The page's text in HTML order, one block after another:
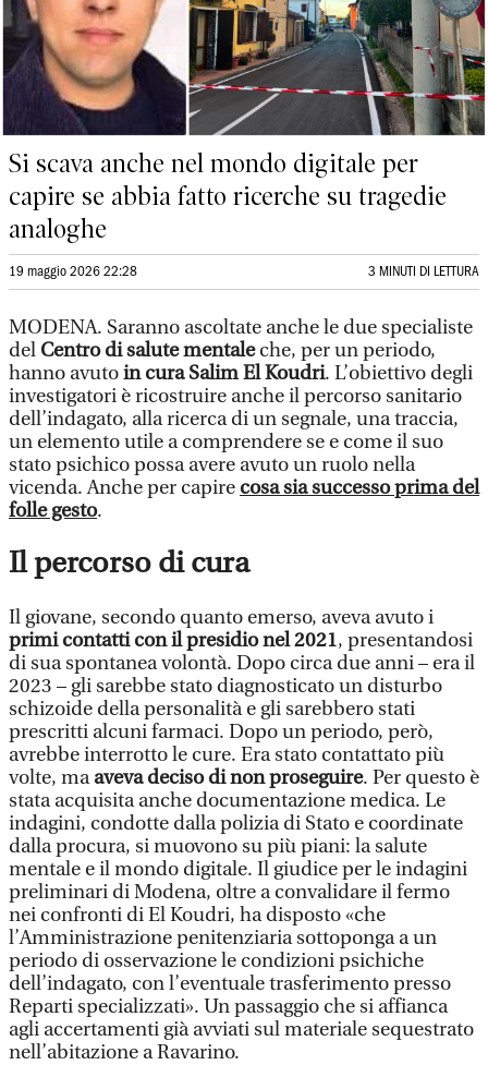
Si scava anche nel mondo digitale per
capire se abbia fatto ricerche su tragedie
analoghe
19 maggio 2026 22:28 3 MINUTI DI LETTURA
MODENA. Saranno ascoltate anche le due specialiste
del Centro di salute mentaleche, per un periodo,
hanno avutoin cura Salim El Koudri. L’obiettivo degli
investigatori è ricostruire anche il percorso sanitario
dell’indagato, alla ricerca di un segnale, una traccia,
un elemento utile a comprendere se e come il suo
stato psichico possa avere avuto un ruolo nella
vicenda. Anche per capire cosa sia successo prima del
folle gesto.
Il percorso di cura
Il giovane, secondo quanto emerso, aveva avuto i
primi contatti con il presidio nel 2021, presentandosi
di sua spontanea volontà. Dopo circa due anni – era il
2023 – gli sarebbe stato diagnosticato un disturbo
schizoide della personalità e gli sarebbero stati
prescritti alcuni farmaci. Dopo un periodo, però,
avrebbe interrotto le cure. Era stato contattato più
volte, maaveva deciso di non proseguire. Per questo è
stata acquisita anche documentazione medica. Le
indagini, condotte dalla polizia di Stato e coordinate
dalla procura, si muovono su più piani: la salute
mentale e il mondo digitale. Il giudice per le indagini
preliminari di Modena, oltre a convalidare il fermo
nei confronti di El Koudri, ha disposto «che
l’Amministrazione penitenziaria sottoponga a un
periodo di osservazione le condizioni psichiche
dell’indagato, con l’eventuale trasferimento presso
Reparti specializzati». Un passaggio che si affianca
agli accertamenti già avviati sul materiale sequestrato
nell’abitazione a Ravarino.